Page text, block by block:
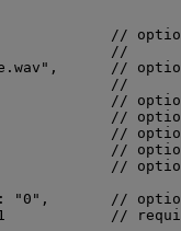
//
//
" ,
//
//
//
//
//
//
{
//
: " 0 " ,
//
//